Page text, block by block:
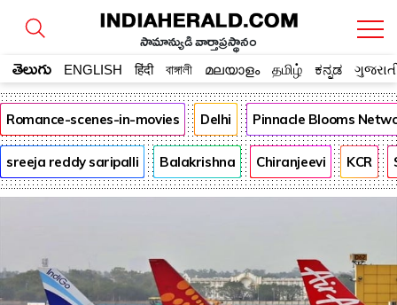
సామాన్యుడి వార్తాప్రస్థానం
తెలుగు ENGLISH हिंदी বাঙ্গালী മലയാളം தமிழ் ಕನ್ನಡ
Romance-scenes-in-movies Delhi Pinnacle Blooms
sreeja reddy saripalli Balakrishna Chiranjeevi KCR